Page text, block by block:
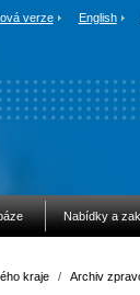
verze English
Nabídky a
kraje / Archiv